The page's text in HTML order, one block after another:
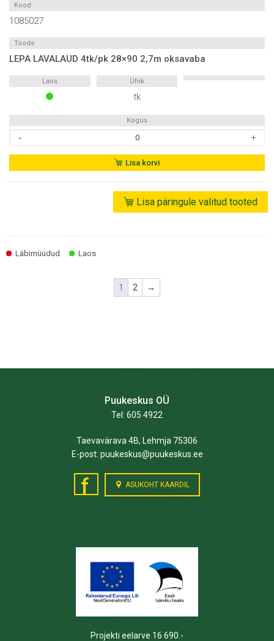
Kood
1085027
Toode
LEPA LAVALAUD 4tk/pk 28×90 2,7m oksavaba
Laos Ühik
tk
Kogus
28x90
Lisa korvi
Lisa päringule valitud tooted
Läbimüüdud Laos
1 2 →
Puukeskus OÜ
Tel: 605 4922
Taevavärava 4B, Lehmja 75306
E-post: puukeskus@puukeskus.ee
f ASUKOHT KAARDIL
Projekti eelarve 16 690.-